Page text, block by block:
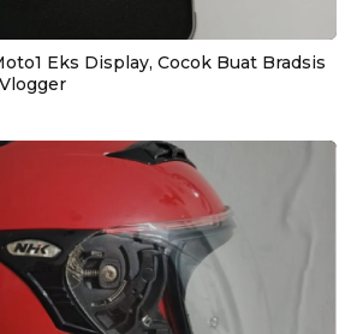
Eks Display, Cocok Buat Bradsis